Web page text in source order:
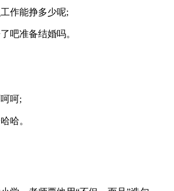
作能挣多少呢;
吧准备结婚吗。
呵;
哈。